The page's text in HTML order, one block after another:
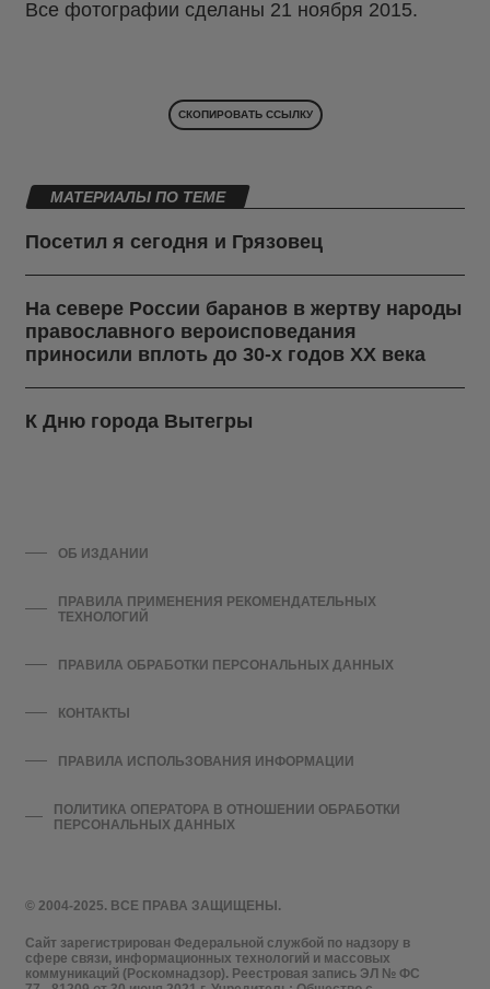
Все фотографии сделаны 21 ноября 2015.
СКОПИРОВАТЬ ССЫЛКУ
МАТЕРИАЛЫ ПО ТЕМЕ
Посетил я сегодня и Грязовец
На севере России баранов в жертву народы
православного вероисповедания
приносили вплоть до 30-х годов ХХ века
К Дню города Вытегры
© 2004-2025. ВСЕ ПРАВА ЗАЩИЩЕНЫ.
Сайт зарегистрирован Федеральной службой по надзору в
сфере связи, информационных технологий и массовых
коммуникаций (Роскомнадзор). Реестровая запись ЭЛ № ФС
ОБ ИЗДАНИИ
ПРАВИЛА ПРИМЕНЕНИЯ РЕКОМЕНДАТЕЛЬНЫХ
ТЕХНОЛОГИЙ
ПРАВИЛА ОБРАБОТКИ ПЕРСОНАЛЬНЫХ ДАННЫХ
КОНТАКТЫ
ПРАВИЛА ИСПОЛЬЗОВАНИЯ ИНФОРМАЦИИ
ПОЛИТИКА ОПЕРАТОРА В ОТНОШЕНИИ ОБРАБОТКИ
ПЕРСОНАЛЬНЫХ ДАННЫХ